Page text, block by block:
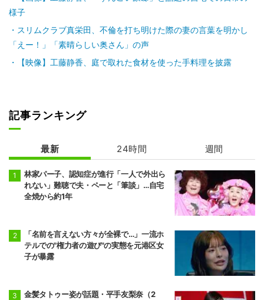
様子
スリムクラブ真栄田、不倫を打ち明けた際の妻の言葉を明かし
「えー！」「素晴らしい奥さん」の声
【映像】工藤静香、庭で取れた食材を使った手料理を披露
記事ランキング
最新 24時間 週間
林家パー子、認知症が進行「一人で外出ら
れない」難聴で夫・ペーと「筆談」…自宅
全焼から約1年
「名前を言えない方々が全裸で…」一流ホ
テルでの"権力者の遊び"の実態を元港区女
子が暴露
金髪タトゥー姿が話題・平手友梨奈（2